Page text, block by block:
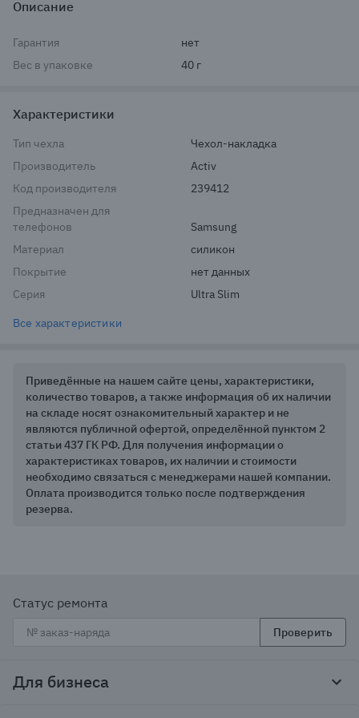
Описание
Гарантия
нет
Вес в упаковке
40 г
Характеристики
Тип чехла
Чехол-накладка
Производитель
Activ
Код производителя
239412
Предназначен для
телефонов
Samsung
Материал
силикон
Покрытие
нет данных
Серия
Ultra Slim
Все характеристики
Приведённые на нашем сайте цены, характеристики,
количество товаров, а также информация об их наличии
на складе носят ознакомительный характер и не
являются публичной офертой, определённой пунктом 2
статьи 437 ГК РФ. Для получения информации о
характеристиках товаров, их наличии и стоимости
необходимо связаться с менеджерами нашей компании.
Оплата производится только после подтверждения
резерва.
Статус ремонта
Проверить
Для бизнеса